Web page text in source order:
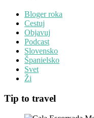
Bloger roka
Cestuj
Objavuj
Podcast
Slovensko
Španielsko
Svet
Ži
Tip to travel